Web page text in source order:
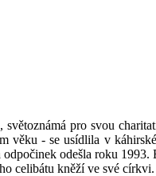
pro svou
- se usídlila v
odešla roku
celibátu kněží ve své církvi.